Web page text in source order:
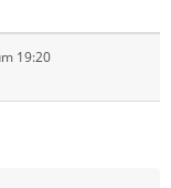
19:20